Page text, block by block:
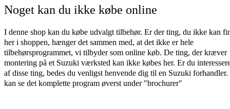
Noget kan du ikke købe online
I denne shop kan du købe udvalgt tilbehør. Er der ting, du ikke kan
her i shoppen, hænger det sammen med, at det ikke er hele
tilbehørsprogrammet, vi tilbyder som online køb. De ting, der kræver
montering på et Suzuki værksted kan ikke købes her. Er du
af disse ting, bedes du venligst henvende dig til en Suzuki
kan se det komplette program øverst under "brochurer"